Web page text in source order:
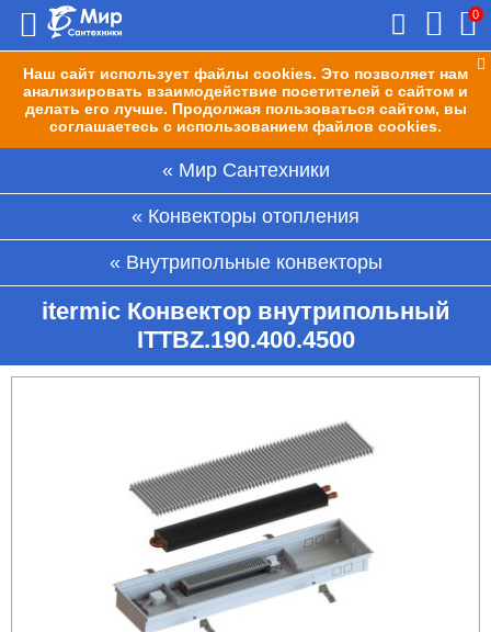
Наш сайт использует файлы cookies. Это позволяет нам
анализировать взаимодействие посетителей с сайтом и
делать его лучше. Продолжая пользоваться сайтом, вы
соглашаетесь с использованием файлов cookies.
0
Мир Сантехники
Конвекторы отопления
Внутрипольные конвекторы
itermic Конвектор внутрипольный
ITTBZ.190.400.4500